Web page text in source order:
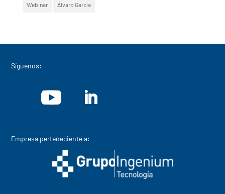
Webinar Álvaro García
Síguenos:
Empresa perteneciente a: